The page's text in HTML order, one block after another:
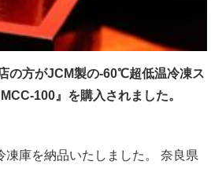
の方がJCM製の-60℃超低温冷凍ス
100』を購入されました。
庫を納品いたしました。 奈良県